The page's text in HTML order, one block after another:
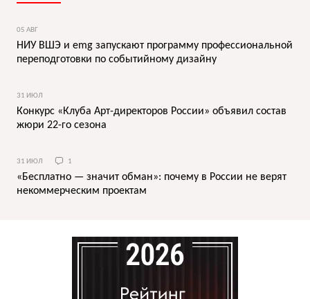
05 АВГ
НИУ ВШЭ и emg запускают программу профессиональной
переподготовки по событийному дизайну
31 ИЮЛ
Конкурс «Клуба Арт-директоров России» объявил состав
жюри 22-го сезона
31 ИЮЛ 1
«Бесплатно — значит обман»: почему в России не верят
некоммерческим проектам